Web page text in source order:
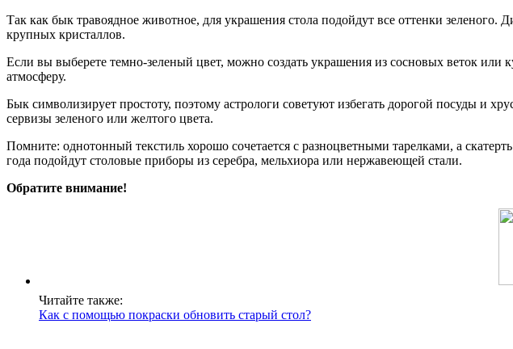
Так как бык травоядное животное, для украшения стола подойдут все оттенки
крупных кристаллов.
Если вы выберете темно-зеленый цвет, можно создать украшения из сосновых веток
атмосферу.
Бык символизирует простоту, поэтому астрологи советуют избегать дорогой посуды и
сервизы зеленого или желтого цвета.
Помните: однотонный текстиль хорошо сочетается с разноцветными тарелками, а
года подойдут столовые приборы из серебра, мельхиора или нержавеющей стали.
Обратите внимание!
Читайте также:
Как с помощью покраски обновить старый стол?